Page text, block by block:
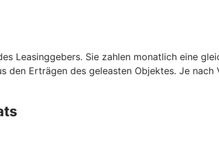
Leasinggebers. Sie zahlen monatlich eine
den Erträgen des geleasten Objektes. Je